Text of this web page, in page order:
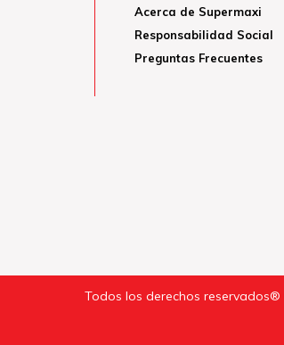
Acerca de Supermaxi
Responsabilidad Social
Preguntas Frecuentes
Todos los derechos reservados®